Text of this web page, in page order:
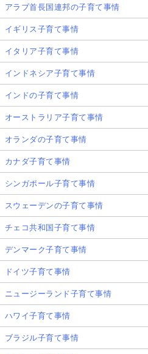
アラブ首長国連邦の子育て事情
イギリス子育て事情
イタリア子育て事情
インドネシア子育て事情
インドの子育て事情
オーストラリア子育て事情
オランダの子育て事情
カナダ子育て事情
シンガポール子育て事情
スウェーデンの子育て事情
チェコ共和国子育て事情
デンマーク子育て事情
ドイツ子育て事情
ニュージーランド子育て事情
ハワイ子育て事情
ブラジル子育て事情